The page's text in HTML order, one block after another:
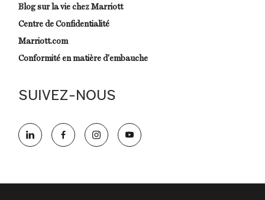
Blog sur la vie chez Marriott
Centre de Confidentialité
Marriott.com
Conformité en matière d'embauche
SUIVEZ-NOUS